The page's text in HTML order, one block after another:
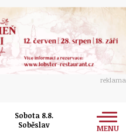
reklama
Sobota 8.8.
Soběslav
MENU